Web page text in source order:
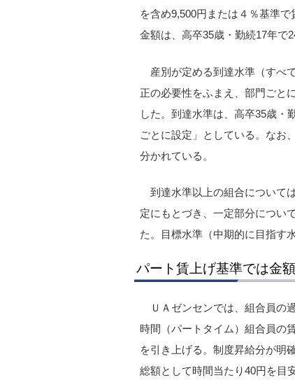
を含め9,500円または４％基準
金額は、高卒35歳・勤続17年で
産別が定める到達水準（すべ
正の必要性をふまえ、部門ごと
した。到達水準は、高卒35歳・
ごとに設定」としている。なお
分かれている。
到達水準以上の組合について
定にもとづき、一定部分につい
た。目標水準（中期的に目指す
パート賃上げ基準では金
ＵＡゼンセンでは、組合員の
時間（パートタイム）組合員の
を引き上げる。制度昇給分が明
総額として時間当たり40円を目